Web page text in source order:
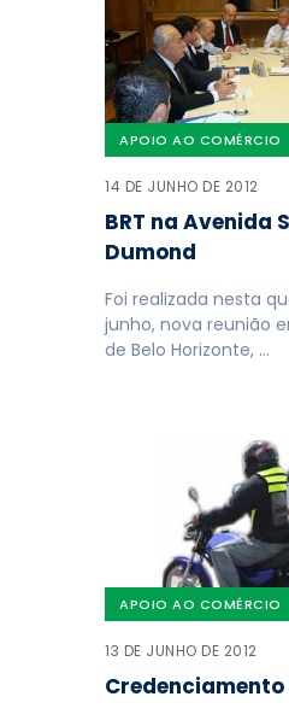
APOIO AO COMÉRCIO
14 DE JUNHO DE 2012
BRT na Avenida
Dumond
Foi realizada nesta
junho, nova reunião
de Belo Horizonte, …
APOIO AO COMÉRCIO
13 DE JUNHO DE 2012